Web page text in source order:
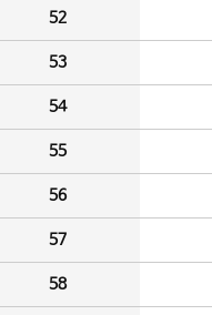
52
53
54
55
56
57
58